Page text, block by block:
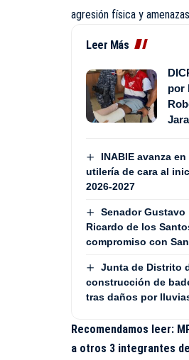
agresión física y
Leer Más
por
INABIE avanza
utilería de cara al
2026-2027
Senador Gustavo
Ricardo de los
compromiso con
Junta de Distrito
construcción de
tras daños por
Recomendamos leer:
a otros 3 integrantes